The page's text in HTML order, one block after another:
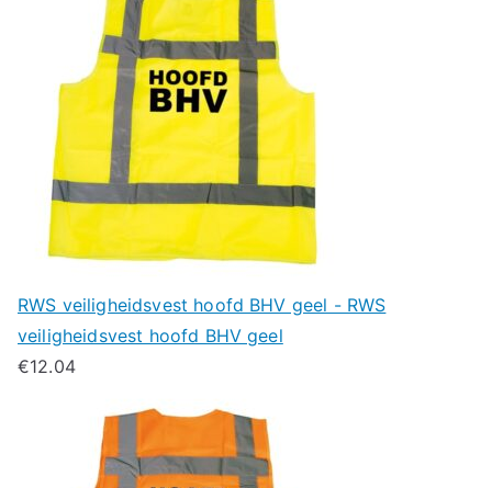
RWS veiligheidsvest hoofd BHV geel - RWS
veiligheidsvest hoofd BHV geel
€12.04